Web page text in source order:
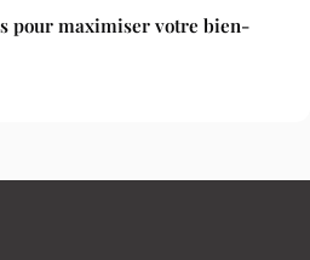
pour maximiser votre bien-